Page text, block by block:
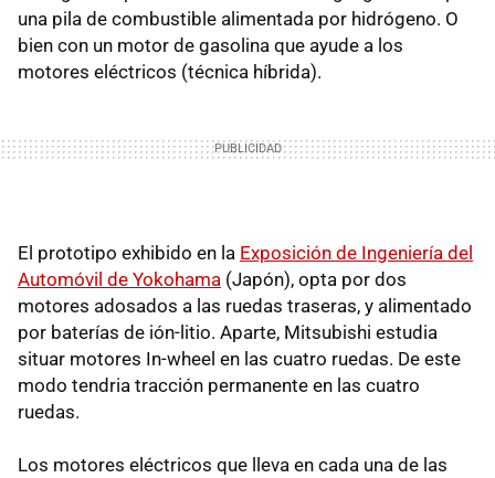
una pila de combustible alimentada por hidrógeno. O
bien con un motor de gasolina que ayude a los
motores eléctricos (técnica híbrida).
El prototipo exhibido en la Exposición de Ingeniería del
Automóvil de Yokohama (Japón), opta por dos
motores adosados a las ruedas traseras, y alimentado
por baterías de ión-litio. Aparte, Mitsubishi estudia
situar motores In-wheel en las cuatro ruedas. De este
modo tendria tracción permanente en las cuatro
ruedas.
Los motores eléctricos que lleva en cada una de las